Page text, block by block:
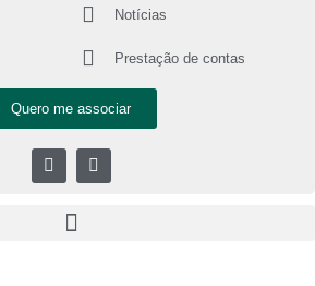
Notícias
Prestação de contas
Quero me associar